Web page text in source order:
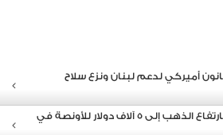
أميركي لدعم لبنان ونزع سلاح
توقّعات بارتفاع الذهب إلى 5 آلاف دولار للأونصة في